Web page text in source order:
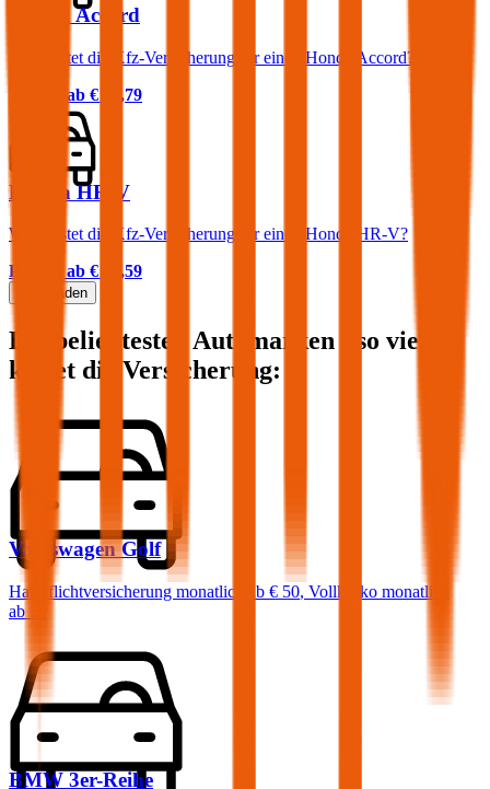
Honda Accord
Was kostet die Kfz-Versicherung für einen Honda Accord?
Prämie ab € 84,79
Honda HR-V
Was kostet die Kfz-Versicherung für einen Honda HR-V?
Prämie ab € 49,59
Mehr laden
Die beliebtesten Automarken - so viel
kostet die Versicherung:
Volkswagen Golf
Haftpflichtversicherung monatlich ab € 50, Vollkasko monatlich
ab …
BMW 3er-Reihe